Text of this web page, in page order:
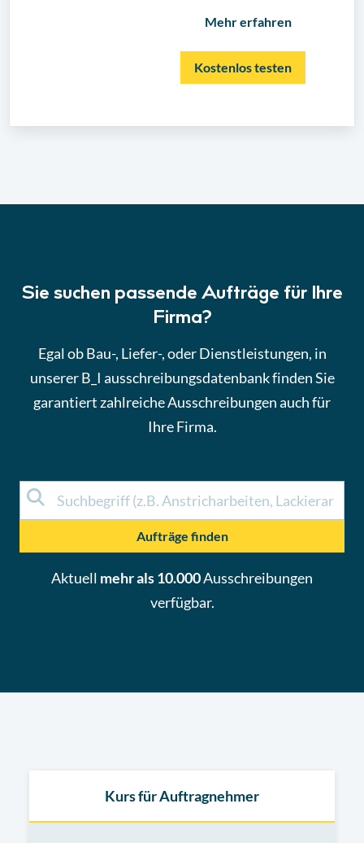
Mehr erfahren
Kostenlos testen
Sie suchen passende Aufträge für Ihre
Firma?
Egal ob Bau-, Liefer-, oder Dienstleistungen, in
unserer B_I ausschreibungsdatenbank finden Sie
garantiert zahlreiche Ausschreibungen auch für
Ihre Firma.
Aufträge finden
Aktuell mehr als 10.000Ausschreibungen
verfügbar.
Kurs für Auftragnehmer